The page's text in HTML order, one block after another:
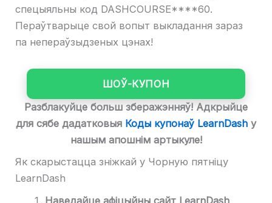
спецыяльны код DASHCOURSE****60.
Пераўтварыце свой вопыт выкладання зараз
па непераўзыдзеных цэнах!
ШОЎ-КУПОН
Разблакуйце больш зберажэнняў! Адкрыйце
для сябе дадатковыя Коды купонаў LearnDash у
нашым апошнім артыкуле!
Як скарыстацца зніжкай у Чорную пятніцу
LearnDash
Наведайце афіцыйны сайт LearnDash